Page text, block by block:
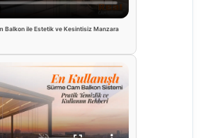
Balkon ile Estetik ve Kesintisiz Manzara